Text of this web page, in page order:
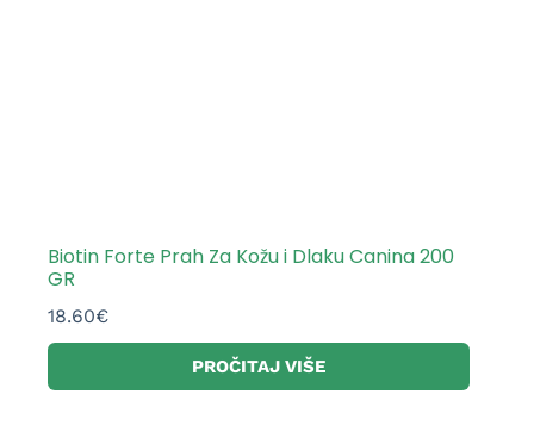
Biotin Forte Prah Za Kožu i Dlaku Canina 200
GR
18.60€
PROČITAJ VIŠE